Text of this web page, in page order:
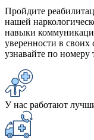
Пройдите
нашей
навыки
уверенности в своих
узнавайте по номеру
У нас работают